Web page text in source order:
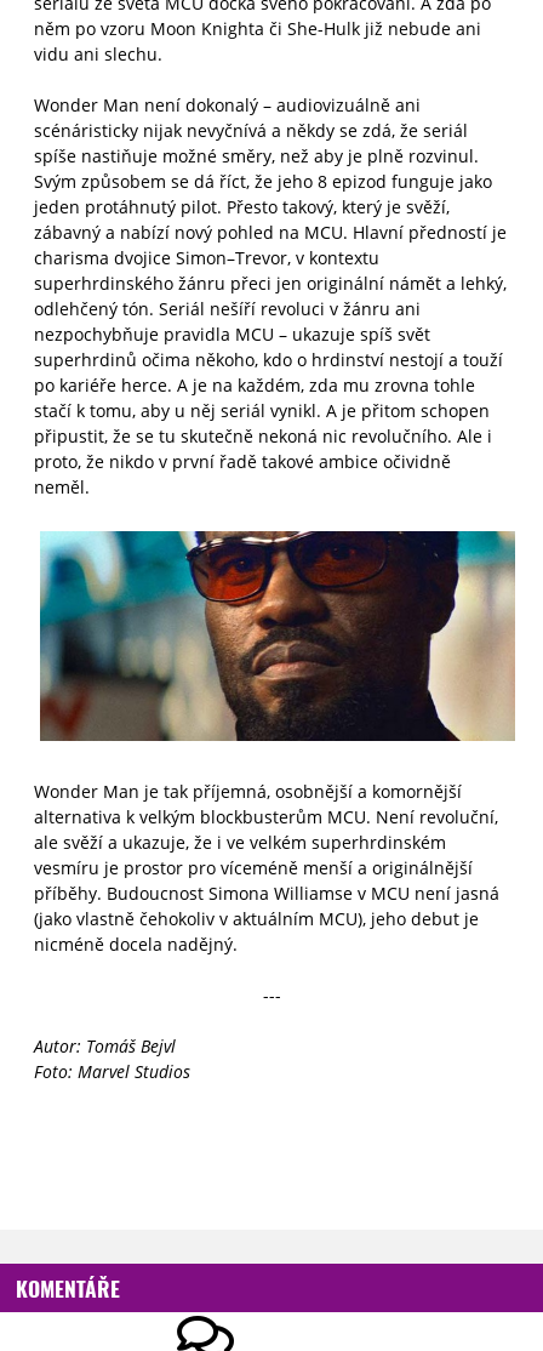
něm po vzoru Moon Knighta či She-Hulk již nebude ani
vidu ani slechu.
Wonder Man není dokonalý – audiovizuálně ani
scénáristicky nijak nevyčnívá a někdy se zdá, že seriál
spíše nastiňuje možné směry, než aby je plně rozvinul.
Svým způsobem se dá říct, že jeho 8 epizod funguje jako
jeden protáhnutý pilot. Přesto takový, který je svěží,
zábavný a nabízí nový pohled na MCU. Hlavní předností je
charisma dvojice Simon–Trevor, v kontextu
superhrdinského žánru přeci jen originální námět a lehký,
odlehčený tón. Seriál nešíří revoluci v žánru ani
nezpochybňuje pravidla MCU – ukazuje spíš svět
superhrdinů očima někoho, kdo o hrdinství nestojí a touží
po kariéře herce. A je na každém, zda mu zrovna tohle
stačí k tomu, aby u něj seriál vynikl. A je přitom schopen
připustit, že se tu skutečně nekoná nic revolučního. Ale i
proto, že nikdo v první řadě takové ambice očividně
neměl.
Wonder Man je tak příjemná, osobnější a komornější
alternativa k velkým blockbusterům MCU. Není revoluční,
ale svěží a ukazuje, že i ve velkém superhrdinském
vesmíru je prostor pro víceméně menší a originálnější
příběhy. Budoucnost Simona Williamse v MCU není jasná
(jako vlastně čehokoliv v aktuálním MCU), jeho debut je
nicméně docela nadějný.
---
Autor: Tomáš Bejvl
Foto: Marvel Studios
KOMENTÁŘE